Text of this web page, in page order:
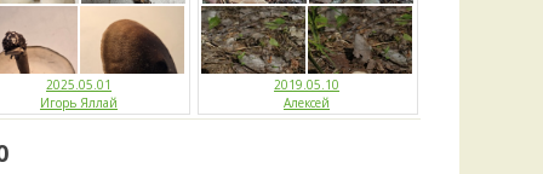
2025.05.01
Игорь Яллай
2019.05.10
Алексей